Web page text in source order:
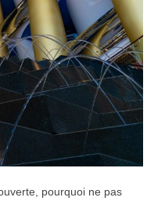
pourquoi ne pas